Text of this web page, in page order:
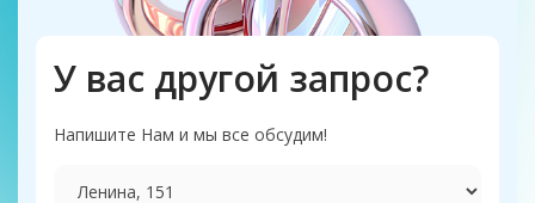
У вас другой запрос?
Напишите Нам и мы все обсудим!